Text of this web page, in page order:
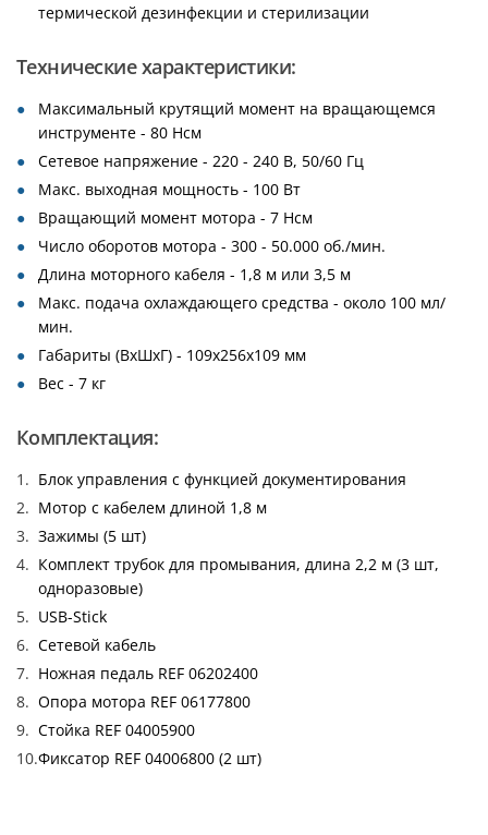
термической дезинфекции и стерилизации
Технические характеристики:
Максимальный крутящий момент на вращающемся
инструменте - 80 Нсм
Сетевое напряжение - 220 - 240 В, 50/60 Гц
Макс. выходная мощность - 100 Вт
Вращающий момент мотора - 7 Нсм
Число оборотов мотора - 300 - 50.000 об./мин.
Длина моторного кабеля - 1,8 м или 3,5 м
Макс. подача охлаждающего средства - около 100 мл/
мин.
Габариты (ВхШхГ) - 109х256х109 мм
Вес - 7 кг
Комплектация:
Блок управления с функцией документирования
Мотор с кабелем длиной 1,8 м
Зажимы (5 шт)
Комплект трубок для промывания, длина 2,2 м (3 шт,
одноразовые)
USB-Stick
Сетевой кабель
Ножная педаль REF 06202400
Опора мотора REF 06177800
Стойка REF 04005900
Фиксатор REF 04006800 (2 шт)